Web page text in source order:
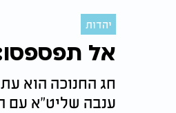
יהדות
אל
חג החנוכה הוא
ענבה שליט"א עם